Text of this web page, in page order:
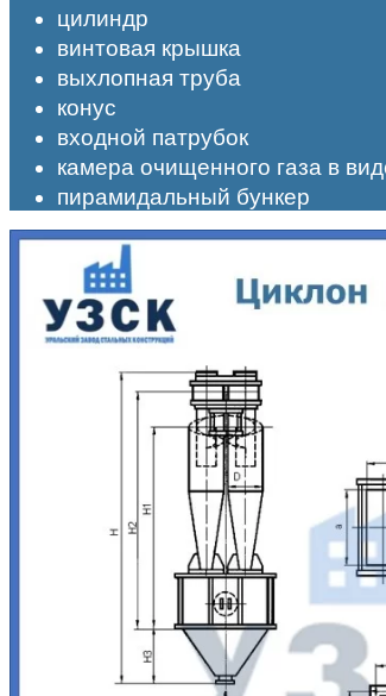
цилиндр
винтовая крышка
выхлопная труба
конус
входной патрубок
камера очищенного газа в
пирамидальный бункер